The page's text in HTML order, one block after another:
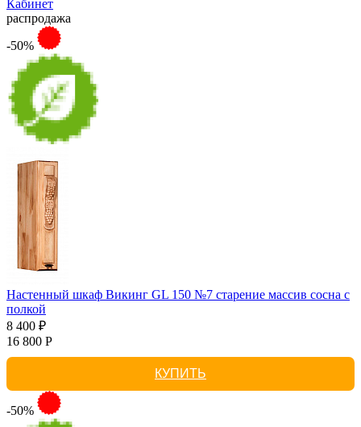
Кабинет
распродажа
-50%
Настенный шкаф Викинг GL 150 №7 старение массив сосна с
полкой
8 400 ₽
16 800 Р
КУПИТЬ
-50%